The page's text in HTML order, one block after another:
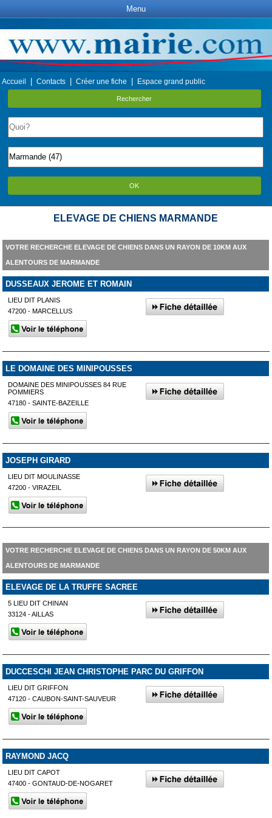
Menu
Accueil Contacts Créer une fiche Espace grand public
Rechercher
OK
ELEVAGE DE CHIENS MARMANDE
VOTRE RECHERCHE ELEVAGE DE CHIENS DANS UN RAYON DE 10KM AUX
ALENTOURS DE MARMANDE
DUSSEAUX JEROME ET ROMAIN
LIEU DIT PLANIS
47200 - MARCELLUS
LE DOMAINE DES MINIPOUSSES
DOMAINE DES MINIPOUSSES 84 RUE
POMMIERS
47180 - SAINTE-BAZEILLE
JOSEPH GIRARD
LIEU DIT MOULINASSE
47200 - VIRAZEIL
VOTRE RECHERCHE ELEVAGE DE CHIENS DANS UN RAYON DE 50KM AUX
ALENTOURS DE MARMANDE
ELEVAGE DE LA TRUFFE SACREE
5 LIEU DIT CHINAN
33124 - AILLAS
DUCCESCHI JEAN CHRISTOPHE PARC DU GRIFFON
LIEU DIT GRIFFON
47120 - CAUBON-SAINT-SAUVEUR
RAYMOND JACQ
LIEU DIT CAPOT
47400 - GONTAUD-DE-NOGARET